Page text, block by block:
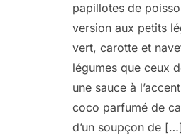
papillotes de
version aux petits
vert, carotte et
légumes que ceux
une sauce à
coco parfumé de
d’un soupçon de […]